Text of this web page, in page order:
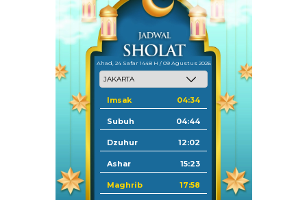
Ahad, 24 Safar 1448 H / 09 Agustus 2026
Imsak 04:34
Subuh 04:44
Dzuhur 12:02
Ashar 15:23
Maghrib 17:58